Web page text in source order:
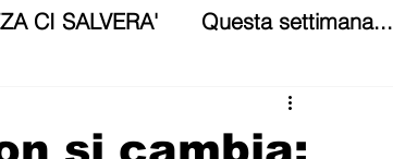
CI SALVERA' Questa settimana...
si cambia: